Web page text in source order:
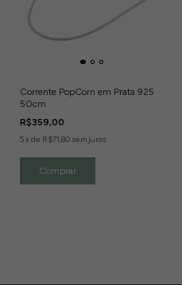
Corrente PopCorn em Prata 925
50cm
R$359,00
5x de R$71,80 sem juros